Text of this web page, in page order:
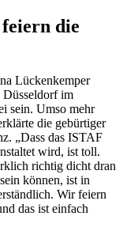
die
Lückenkemper
im
sein. Umso mehr
die gebürtiger
„Dass das ISTAF
wird, ist toll.
richtig dicht dran
können, ist in
Wir feiern
das ist einfach